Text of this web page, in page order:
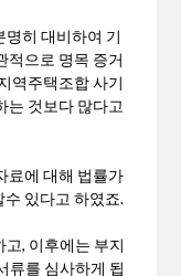
명히 대비하여 기
적으로 명목 증거
역주택조합 사기
는 것보다 많다고
료에 대해 법률가
있다고 하였죠.
, 이후에는 부지
류를 심사하게 됩